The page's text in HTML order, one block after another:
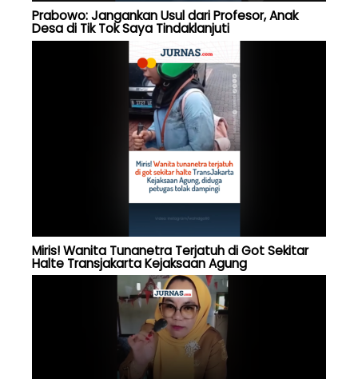
Prabowo: Jangankan Usul dari Profesor, Anak
Desa di Tik Tok Saya Tindaklanjuti
Miris! Wanita Tunanetra Terjatuh di Got Sekitar
Halte Transjakarta Kejaksaan Agung